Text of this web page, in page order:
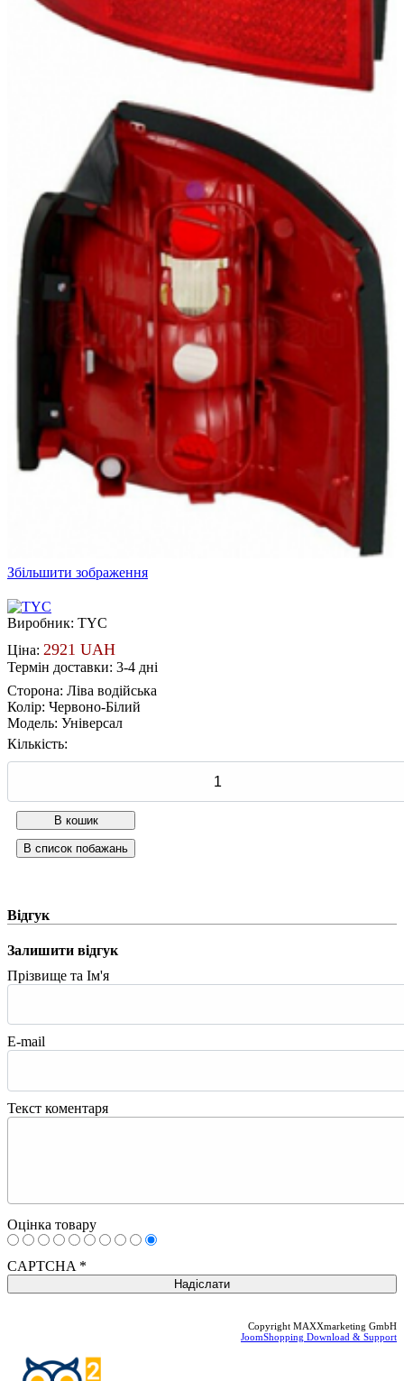
Збільшити зображення
Виробник: TYC
Ціна: 2921 UAH
Термін доставки: 3-4 дні
Сторона: Ліва водійська
Колір: Червоно-Білий
Модель: Універсал
Кількість:
Відгук
Залишити відгук
Прізвище та Ім'я
E-mail
Текст коментаря
Оцінка товару
CAPTCHA *
Copyright MAXXmarketing GmbH
JoomShopping Download & Support